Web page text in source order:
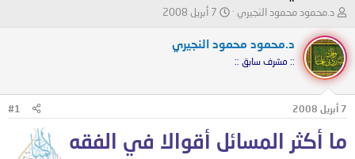
ب
د
ئ
ا
ل
م
و
د.محمود محمود النجيري
ت
ل
7 أبريل 2008
د.محمود محمود النجيري
:: مشرف سابق ::
7 أبريل 2008 #1
ما أكثر المسائل أقوالا في الفقه